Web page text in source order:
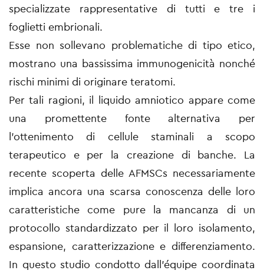
specializzate rappresentative di tutti e tre i
foglietti embrionali.
Esse non sollevano problematiche di tipo etico,
mostrano una bassissima immunogenicità nonché
rischi minimi di originare teratomi.
Per tali ragioni, il liquido amniotico appare come
una promettente fonte alternativa per
l’ottenimento di cellule staminali a scopo
terapeutico e per la creazione di banche. La
recente scoperta delle AFMSCs necessariamente
implica ancora una scarsa conoscenza delle loro
caratteristiche come pure la mancanza di un
protocollo standardizzato per il loro isolamento,
espansione, caratterizzazione e differenziamento.
In questo studio condotto dall’équipe coordinata